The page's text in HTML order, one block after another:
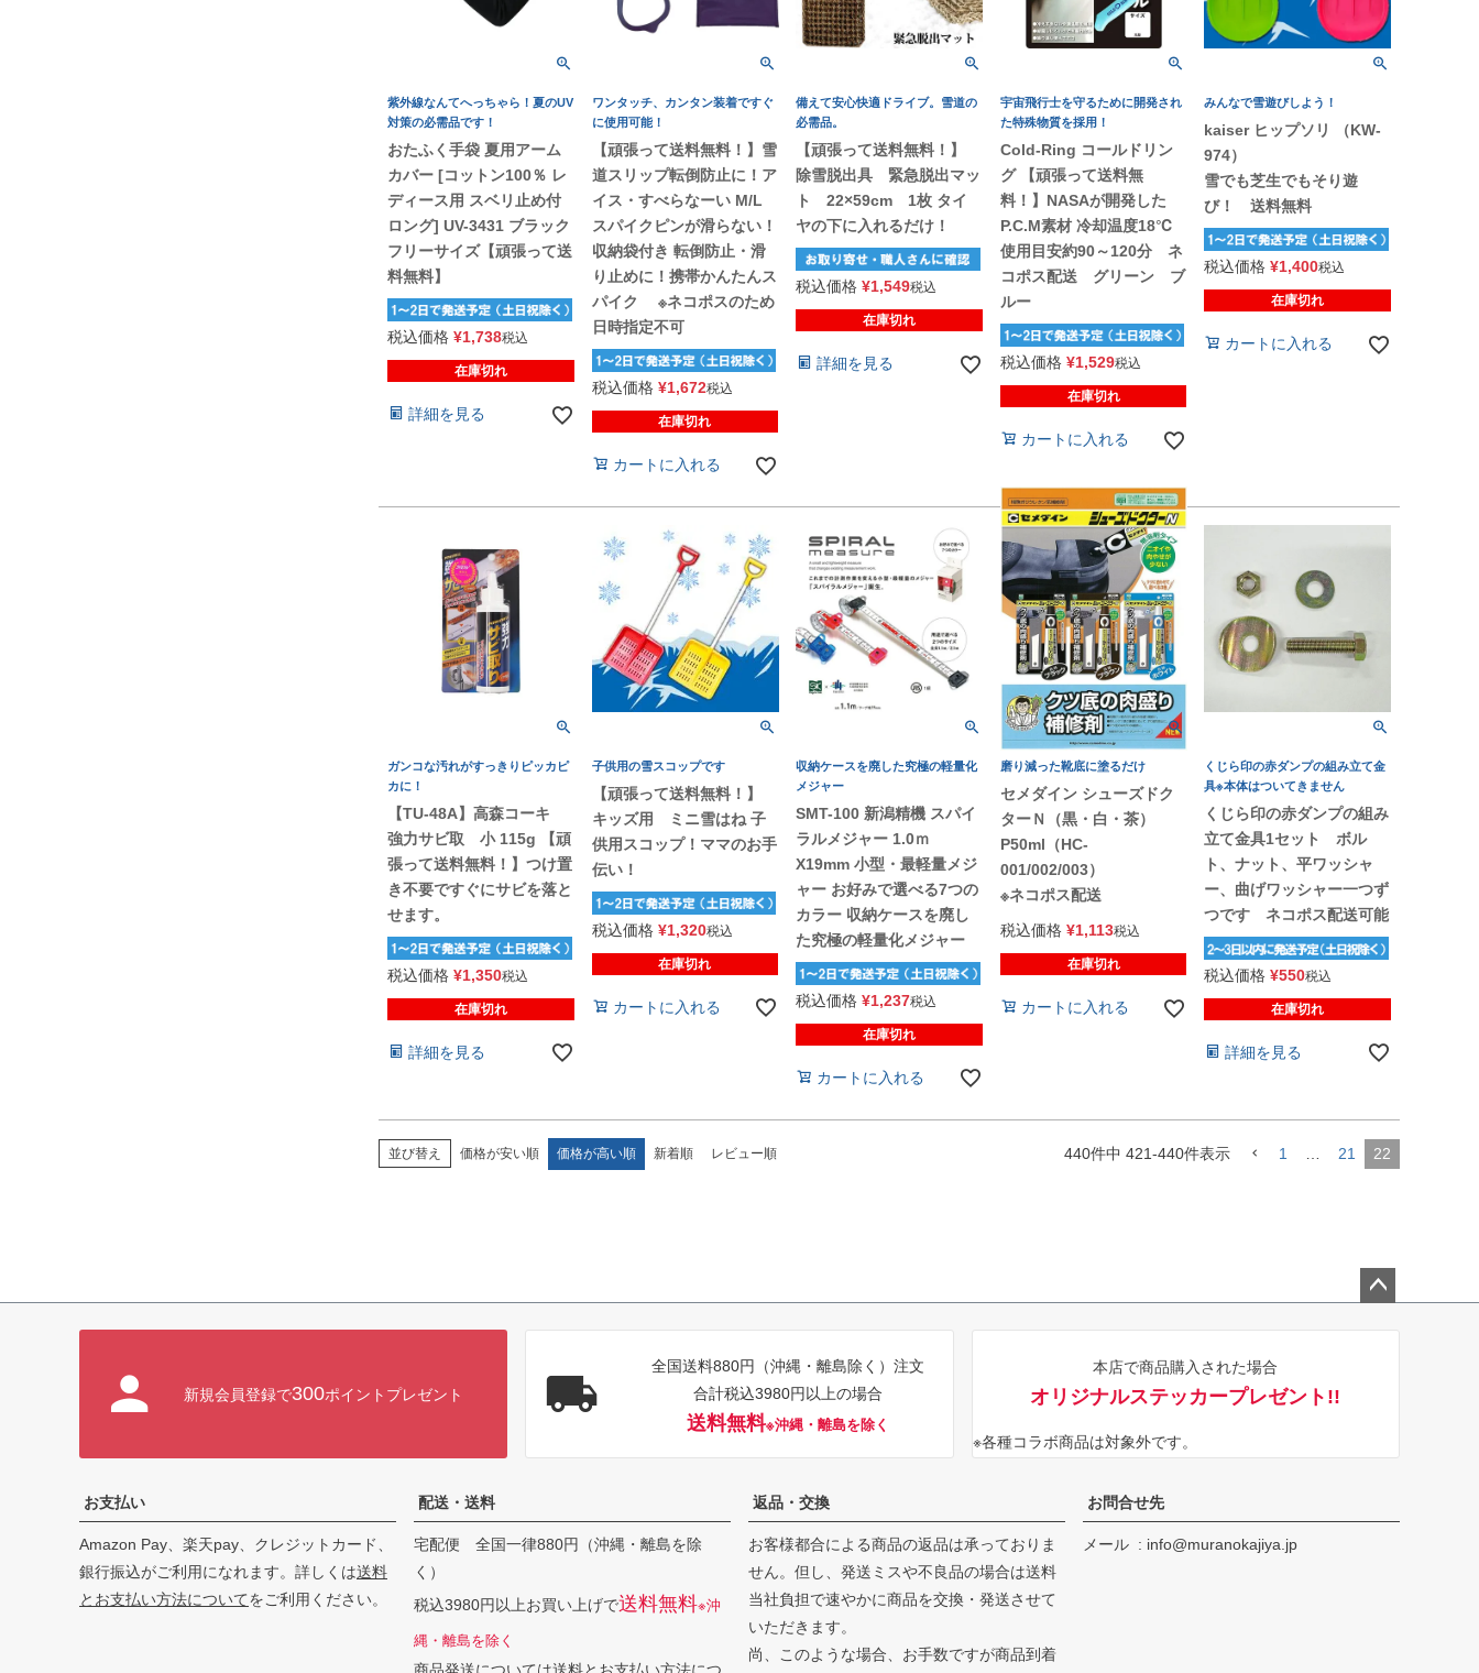
紫外線なんてへっちゃら！夏のUV
対策の必需品です！
おたふく手袋 夏用アーム
カバー [コットン100％ レ
ディース用 スベリ止め付
ロング] UV-3431 ブラック
フリーサイズ【頑張って送
料無料】
税込価格 ¥1,738税込
在庫切れ
詳細を見る
ワンタッチ、カンタン装着ですぐ
に使用可能！
【頑張って送料無料！】雪
道スリップ転倒防止に！ア
イス・すべらなーい M/L
スパイクピンが滑らない！
収納袋付き 転倒防止・滑
り止めに！携帯かんたんス
パイク ※ネコポスのため
日時指定不可
税込価格 ¥1,672税込
在庫切れ
カートに入れる
備えて安心快適ドライブ。雪道の
必需品。
【頑張って送料無料！】
除雪脱出具 緊急脱出マッ
ト 22×59cm 1枚 タイ
ヤの下に入れるだけ！
税込価格 ¥1,549税込
在庫切れ
詳細を見る
宇宙飛行士を守るために開発され
た特殊物質を採用！
Cold-Ring コールドリン
グ 【頑張って送料無
料！】NASAが開発した
P.C.M素材 冷却温度18℃
使用目安約90～120分 ネ
コポス配送 グリーン ブ
ルー
税込価格 ¥1,529税込
在庫切れ
カートに入れる
みんなで雪遊びしよう！
kaiser ヒップソリ （KW-
974）
雪でも芝生でもそり遊
び！ 送料無料
税込価格 ¥1,400税込
在庫切れ
カートに入れる
ガンコな汚れがすっきりピッカピ
カに！
【TU-48A】高森コーキ
強力サビ取 小 115g 【頑
張って送料無料！】つけ置
き不要ですぐにサビを落と
せます。
税込価格 ¥1,350税込
在庫切れ
詳細を見る
子供用の雪スコップです
【頑張って送料無料！】
キッズ用 ミニ雪はね 子
供用スコップ！ママのお手
伝い！
税込価格 ¥1,320税込
在庫切れ
カートに入れる
収納ケースを廃した究極の軽量化
メジャー
SMT-100 新潟精機 スパイ
ラルメジャー 1.0ｍ
X19mm 小型・最軽量メジ
ャー お好みで選べる7つの
カラー 収納ケースを廃し
た究極の軽量化メジャー
税込価格 ¥1,237税込
在庫切れ
カートに入れる
磨り減った靴底に塗るだけ
セメダイン シューズドク
ターＮ（黒・白・茶）
P50ml（HC-
001/002/003）
※ネコポス配送
税込価格 ¥1,113税込
在庫切れ
カートに入れる
くじら印の赤ダンプの組み立て金
具※本体はついてきません
くじら印の赤ダンプの組み
立て金具1セット ボル
ト、ナット、平ワッシャ
ー、曲げワッシャー一つず
つです ネコポス配送可能
税込価格 ¥550税込
在庫切れ
詳細を見る
並び替え 価格が安い順 価格が高い順 新着順 レビュー順 440件中 421-440件表示 1 21 22
新規会員登録で300ポイントプレゼント
全国送料880円（沖縄・離島除く）注文
合計税込3980円以上の場合
送料無料※沖縄・離島を除く
本店で商品購入された場合
オリジナルステッカープレゼント!!
※各種コラボ商品は対象外です。
お支払い
Amazon Pay、楽天pay、クレジットカード、
銀行振込がご利用になれます。詳しくは送料
とお支払い方法についてをご利用ください。
配送・送料
宅配便 全国一律880円（沖縄・離島を除
く）
税込3980円以上お買い上げで送料無料※沖
縄・離島を除く
返品・交換
お客様都合による商品の返品は承っておりま
せん。但し、発送ミスや不良品の場合は送料
当社負担で速やかに商品を交換・発送させて
いただきます。
尚、このような場合、お手数ですが商品到着
お問合せ先
メール info@muranokajiya.jp